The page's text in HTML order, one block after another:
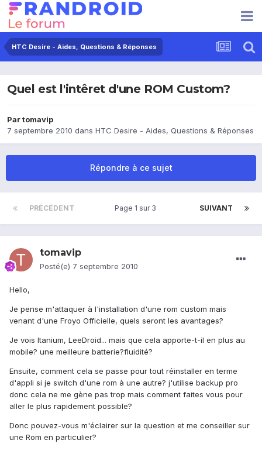
HTC Desire - Aides, Questions & Réponses
Quel est l'intêret d'une ROM Custom?
Partomavip
7 septembre 2010 dans HTC Desire - Aides, Questions & Réponses
Répondre à ce sujet
PRÉCÉDENT SUIVANT
Page 1 sur 3
tomavip
Posté(e) 7 septembre 2010
Hello,
Je pense m'attaquer à l'installation d'une rom custom mais
venant d'une Froyo Officielle, quels seront les avantages?
Je vois Itanium, LeeDroid... mais que cela apporte-t-il en plus au
mobile? une meilleure batterie?fluidité?
Ensuite, comment cela se passe pour tout réinstaller en terme
d'appli si je switch d'une rom à une autre? j'utilise backup pro
donc cela ne me gène pas trop mais comment faites vous pour
aller le plus rapidement possible?
Donc pouvez-vous m'éclairer sur la question et me conseiller sur
une Rom en particulier?